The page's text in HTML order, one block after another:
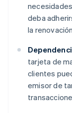
deba
la
tarjeta de
clientes
emisor de